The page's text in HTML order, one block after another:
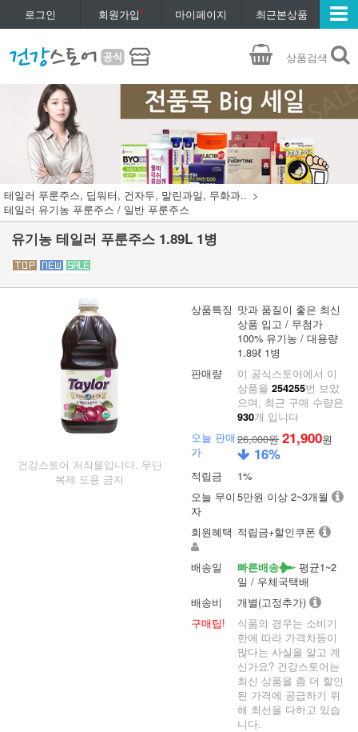
로그인 회원가입* 마이페이지 최근본상품
상품검색
테일러 푸룬주스, 딥워터, 건자두, 말린과일, 무화과..
테일러 유기농 푸룬주스 / 일반 푸룬주스
유기농 테일러 푸룬주스 1.89L 1병
건강스토어 저작물입니다. 무단
복제 도용 금지
상품특징 맛과 품질이 좋은 최신
상품 입고 / 무첨가
100% 유기농 / 대용량
1.89ℓ 1병
판매량
이 공식스토어에서 이
상품을254255번 보았
으며, 최근 구매 수량은
930개 입니다
오늘 판매
가
26,000원 21,900원
16%
적립금
1%
오늘 무이
자
5만원 이상 2~3개월
회원혜택 적립금+할인쿠폰
배송일 빠른배송
평균1~2
일 / 우체국택배
배송비
개별(고정추가)
구매팁!
식품의 경우는 소비기
한에 따라 가격차등이
많다는 사실을 알고 계
신가요? 건강스토어는
최신 상품을 좀 더 할인
된 가격에 공급하기 위
해 최선을 다하고 있습
니다.